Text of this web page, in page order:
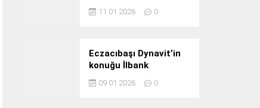
Güney Kore yolcusu
11.01.2026 0
Eczacıbaşı Dynavit’in
konuğu İlbank
09.01.2026 0